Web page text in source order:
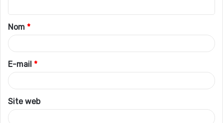
t
a
i
r
e
*
Nom *
E-mail *
Site web